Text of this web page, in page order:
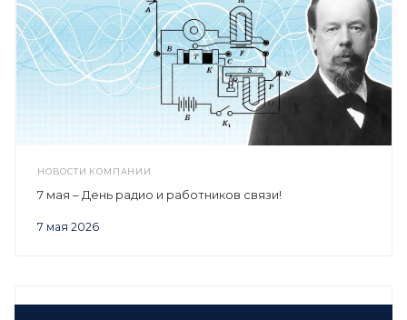
НОВОСТИ КОМПАНИИ
7 мая 2026
7 мая – День радио и работников связи!